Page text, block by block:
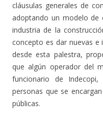
cláusulas generales de
adoptando un modelo de
industria de la
concepto es dar nuevas e
desde esta palestra,
que algún operador del
funcionario de
personas que se
públicas.